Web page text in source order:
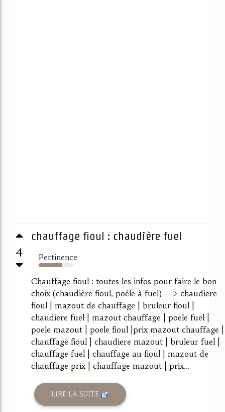
4
chauffage fioul : chaudière fuel
Pertinence
66%
Chauffage fioul : toutes les infos pour faire le bon
choix (chaudière fioul, poêle à fuel) ---> chaudiere
fioul | mazout de chauffage | bruleur fioul |
chaudiere fuel | mazout chauffage | poele fuel |
poele mazout | poele fioul |prix mazout chauffage |
chauffage fioul | chaudiere mazout | bruleur fuel |
chauffage fuel | chauffage au fioul | mazout de
chauffage prix | chauffage mazout | prix...
LIRE LA SUITE